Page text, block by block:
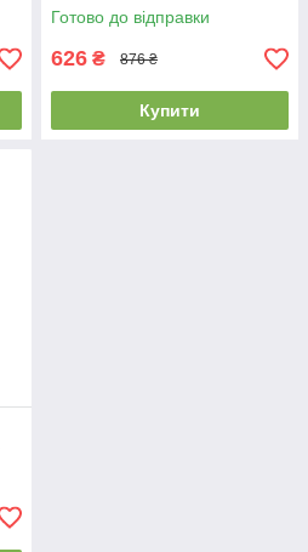
Готово до відправки
626 ₴ 876 ₴
Купити